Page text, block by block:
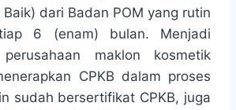
dari Badan POM yang rutin
6 (enam) bulan. Menjadi
maklon kosmetik
CPKB dalam proses
sudah bersertifikat CPKB, juga